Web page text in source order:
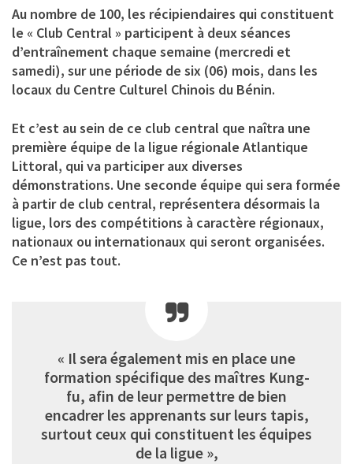
Au nombre de 100, les récipiendaires qui constituent
le « Club Central » participent à deux séances
d’entraînement chaque semaine (mercredi et
samedi), sur une période de six (06) mois, dans les
locaux du Centre Culturel Chinois du Bénin.
Et c’est au sein de ce club central que naîtra une
première équipe de la ligue régionale Atlantique
Littoral, qui va participer aux diverses
démonstrations. Une seconde équipe qui sera formée
à partir de club central, représentera désormais la
ligue, lors des compétitions à caractère régionaux,
nationaux ou internationaux qui seront organisées.
Ce n’est pas tout.
« Il sera également mis en place une
formation spécifique des maîtres Kung-
fu, afin de leur permettre de bien
encadrer les apprenants sur leurs tapis,
surtout ceux qui constituent les équipes
de la ligue »,